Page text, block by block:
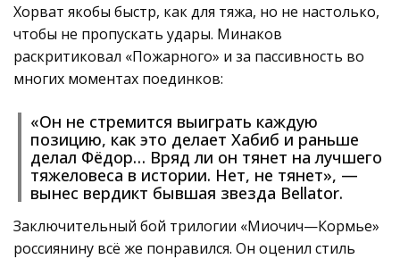
Хорват якобы быстр, как для тяжа, но не настолько,
чтобы не пропускать удары. Минаков
раскритиковал «Пожарного» и за пассивность во
многих моментах поединков:
«Он не стремится выиграть каждую
позицию, как это делает Хабиб и раньше
делал Фёдор… Вряд ли он тянет на лучшего
тяжеловеса в истории. Нет, не тянет», —
вынес вердикт бывшая звезда Bellator.
Заключительный бой трилогии «Миочич—Кормье»
россиянину всё же понравился. Он оценил стиль